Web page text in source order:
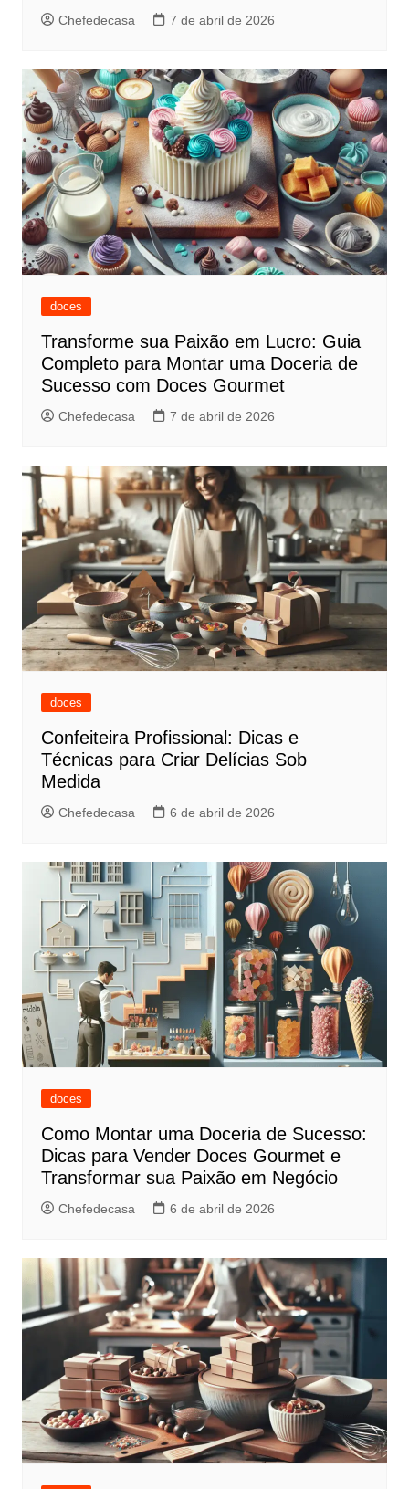
Chefedecasa 7 de abril de 2026
doces
Transforme sua Paixão em Lucro: Guia
Completo para Montar uma Doceria de
Sucesso com Doces Gourmet
Chefedecasa 7 de abril de 2026
doces
Confeiteira Profissional: Dicas e
Técnicas para Criar Delícias Sob
Medida
Chefedecasa 6 de abril de 2026
doces
Como Montar uma Doceria de Sucesso:
Dicas para Vender Doces Gourmet e
Transformar sua Paixão em Negócio
Chefedecasa 6 de abril de 2026